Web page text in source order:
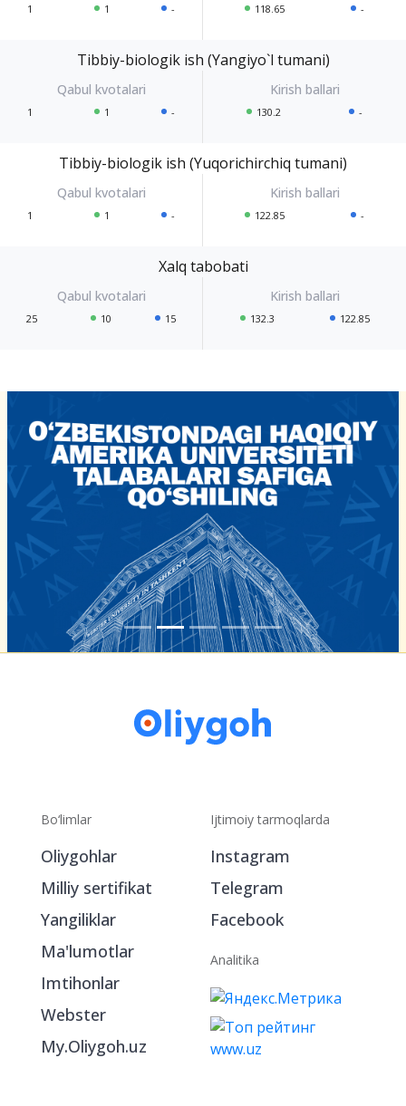
1 1 - 118.65 -
Tibbiy-biologik ish (Yangiyo`l tumani)
1 1 - 130.2 -
Tibbiy-biologik ish (Yuqorichirchiq tumani)
1 1 - 122.85 -
Xalq tabobati
25 10 15 132.3 122.85
Bo‘limlar
Oliygohlar
Milliy sertifikat
Yangiliklar
Ma'lumotlar
Imtihonlar
Webster
My.Oliygoh.uz
Ijtimoiy tarmoqlarda
Instagram
Telegram
Facebook
Analitika